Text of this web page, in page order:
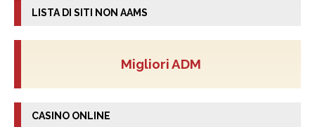
LISTA DI SITI NON AAMS
Migliori ADM
CASINO ONLINE